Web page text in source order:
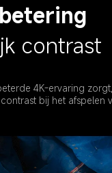
contrast
4K-ervaring
bij het afspelen